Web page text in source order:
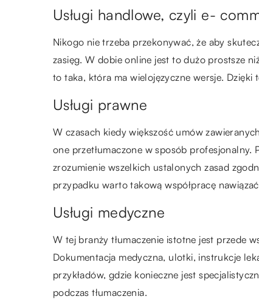
Usługi handlowe, czyli e-
Nikogo nie trzeba przekonywać, że aby
zasięg. W dobie online jest to dużo prostsze
to taka, która ma wielojęzyczne wersje.
Usługi prawne
W czasach kiedy większość umów
one przetłumaczone w sposób
zrozumienie wszelkich ustalonych zasad
przypadku warto takową współpracę
Usługi medyczne
W tej branży tłumaczenie istotne jest przede
Dokumentacja medyczna, ulotki, instrukcje
przykładów, gdzie konieczne jest
podczas tłumaczenia.